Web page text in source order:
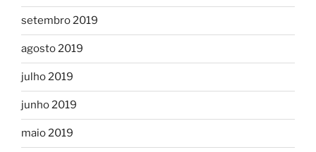
setembro 2019
agosto 2019
julho 2019
junho 2019
maio 2019